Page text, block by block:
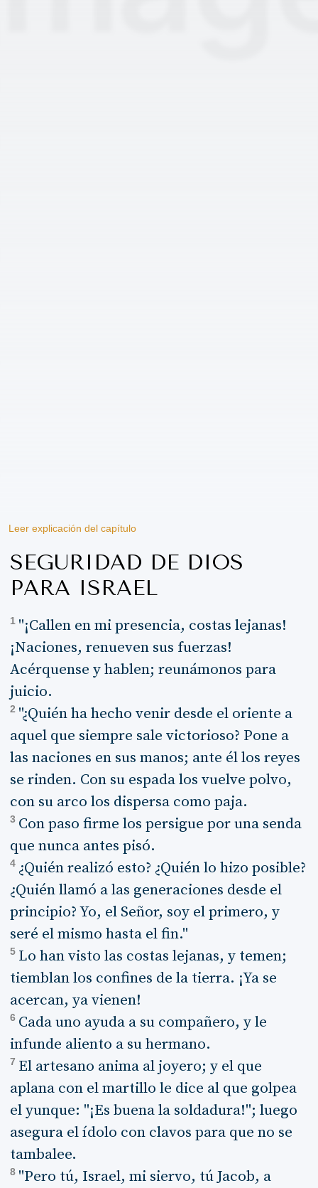
Leer explicación del capítulo
SEGURIDAD DE DIOS
PARA ISRAEL
1 "¡Callen en mi presencia, costas lejanas!
¡Naciones, renueven sus fuerzas!
Acérquense y hablen; reunámonos para
juicio.
2 "¿Quién ha hecho venir desde el oriente a
aquel que siempre sale victorioso? Pone a
las naciones en sus manos; ante él los reyes
se rinden. Con su espada los vuelve polvo,
con su arco los dispersa como paja.
3 Con paso firme los persigue por una senda
que nunca antes pisó.
4 ¿Quién realizó esto? ¿Quién lo hizo posible?
¿Quién llamó a las generaciones desde el
principio? Yo, el Señor, soy el primero, y
seré el mismo hasta el fin."
5 Lo han visto las costas lejanas, y temen;
tiemblan los confines de la tierra. ¡Ya se
acercan, ya vienen!
6 Cada uno ayuda a su compañero, y le
infunde aliento a su hermano.
7 El artesano anima al joyero; y el que
aplana con el martillo le dice al que golpea
el yunque: "¡Es buena la soldadura!"; luego
asegura el ídolo con clavos para que no se
tambalee.
8 "Pero tú, Israel, mi siervo, tú Jacob, a